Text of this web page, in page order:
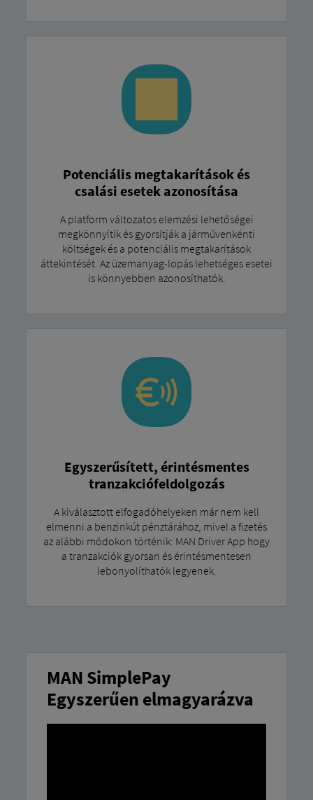
Potenciális megtakarítások és
csalási esetek azonosítása
A platform változatos elemzési lehetőségei
megkönnyítik és gyorsítják a járművenkénti
költségek és a potenciális megtakarítások
áttekintését. Az üzemanyag-lopás lehetséges esetei
is könnyebben azonosíthatók.
Egyszerűsített, érintésmentes
tranzakciófeldolgozás
A kiválasztott elfogadóhelyeken már nem kell
elmenni a benzinkút pénztárához, mivel a fizetés
az alábbi módokon történik: MAN Driver App hogy
a tranzakciók gyorsan és érintésmentesen
lebonyolíthatók legyenek.
MAN SimplePay
Egyszerűen elmagyarázva